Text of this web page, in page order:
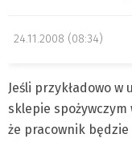
24.11.2008 (08:34)
Jeśli przykładowo w
sklepie spożywczym
że pracownik będzie